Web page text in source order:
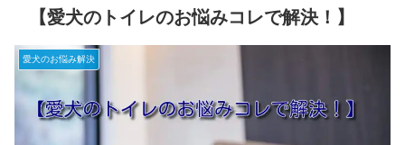
【愛犬のトイレのお悩みコレで解決！】
愛犬のお悩み解決